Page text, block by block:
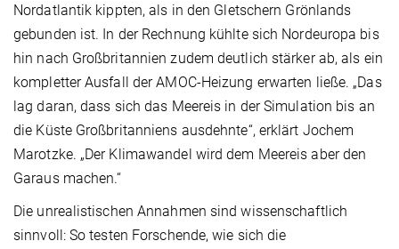
Nordatlantik kippten, als in den Gletschern Grönlands
gebunden ist. In der Rechnung kühlte sich Nordeuropa bis
hin nach Großbritannien zudem deutlich stärker ab, als ein
kompletter Ausfall der AMOC-Heizung erwarten ließe. „Das
lag daran, dass sich das Meereis in der Simulation bis an
die Küste Großbritanniens ausdehnte“, erklärt Jochem
Marotzke. „Der Klimawandel wird dem Meereis aber den
Garaus machen.“
Die unrealistischen Annahmen sind wissenschaftlich
sinnvoll: So testen Forschende, wie sich die